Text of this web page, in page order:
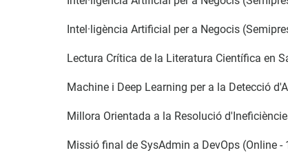
Intel·ligència Artificial per a Negocis
Lectura Crítica de la Literatura Científica en
Machine i Deep Learning per a la Detecció
Millora Orientada a la Resolució
Missió final de SysAdmin a DevOps (Online -